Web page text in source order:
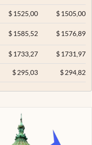
$ 1525,00 $1505,00
$ 1585,52 $1576,89
$ 1733,27 $1731,97
$ 295,03 $294,82